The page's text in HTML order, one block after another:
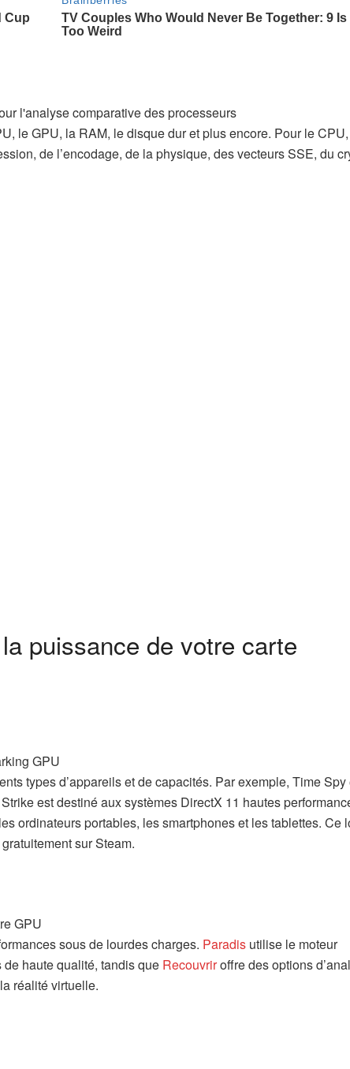
le GPU, la RAM, le disque dur et plus encore. Pour le
de l’encodage, de la physique, des vecteurs SSE, du
puissance de votre carte
types d’appareils et de capacités. Par exemple, Time Spy
est destiné aux systèmes DirectX 11 hautes
ordinateurs portables, les smartphones et les tablettes. Ce
sur Steam.
sous de lourdes charges. Paradis utilise le moteur
haute qualité, tandis que Recouvriroffre des options
réalité virtuelle.